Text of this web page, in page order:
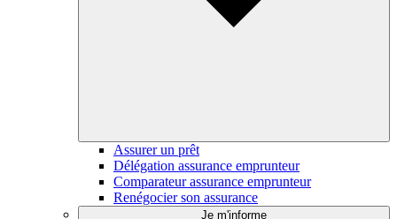
Assurer un prêt
Délégation assurance emprunteur
Comparateur assurance emprunteur
Renégocier son assurance
Je m'informe